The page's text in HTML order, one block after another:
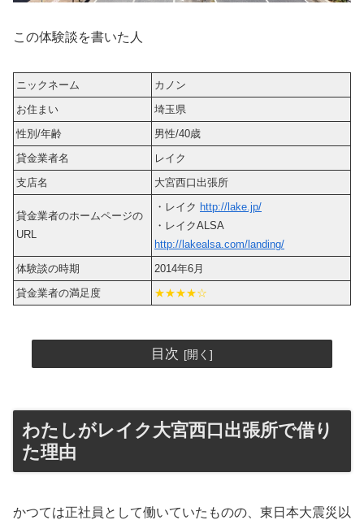
この体験談を書いた人
ニックネーム
カノン
お住まい
埼玉県
性別/年齢
男性/40歳
貸金業者名
レイク
支店名
大宮西口出張所
貸金業者のホームページの
URL
・レイク http://lake.jp/
・レイクALSA
http://lakealsa.com/landing/
体験談の時期
2014年6月
貸金業者の満足度
★★★★☆
目次
わたしがレイク大宮西口出張所で借り
た理由
かつては正社員として働いていたものの、東日本大震災以